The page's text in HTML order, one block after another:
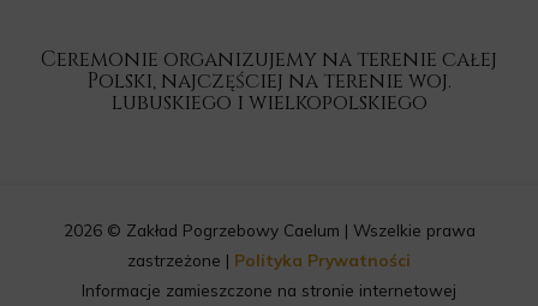
Ceremonie organizujemy na terenie całej
Polski, najczęściej na terenie woj.
lubuskiego i wielkopolskiego
2026 © Zakład Pogrzebowy Caelum | Wszelkie prawa
zastrzeżone | Polityka Prywatności
Informacje zamieszczone na stronie internetowej